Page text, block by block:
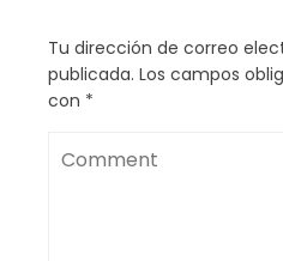
Tu dirección de correo
publicada. Los campos
con *